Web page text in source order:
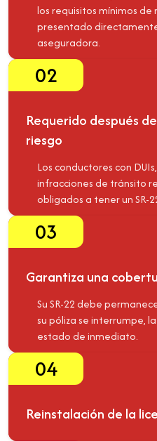
los requisitos mínimos de
presentado
aseguradora.
02
Requerido después
riesgo
Los conductores con
infracciones de tránsito
obligados a tener un SR-
03
Garantiza una
Su SR-22 debe
su póliza se interrumpe,
estado de inmediato.
04
Reinstalación de la